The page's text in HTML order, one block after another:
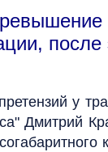
после
у
Дмитрий